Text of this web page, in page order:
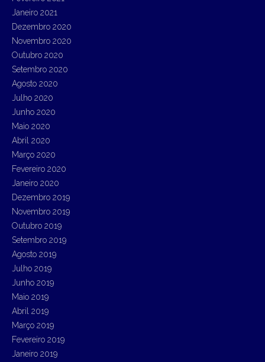
Janeiro 2021
Dezembro 2020
Novembro 2020
Outubro 2020
Setembro 2020
Agosto 2020
Julho 2020
Junho 2020
Maio 2020
Abril 2020
Março 2020
Fevereiro 2020
Janeiro 2020
Dezembro 2019
Novembro 2019
Outubro 2019
Setembro 2019
Agosto 2019
Julho 2019
Junho 2019
Maio 2019
Abril 2019
Março 2019
Fevereiro 2019
Janeiro 2019